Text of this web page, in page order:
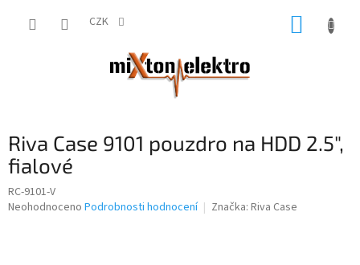
CZK
Riva Case 9101 pouzdro na HDD 2.5",
fialové
RC-9101-V
Průměrné
Neohodnoceno Podrobnosti hodnocení Značka: Riva Case